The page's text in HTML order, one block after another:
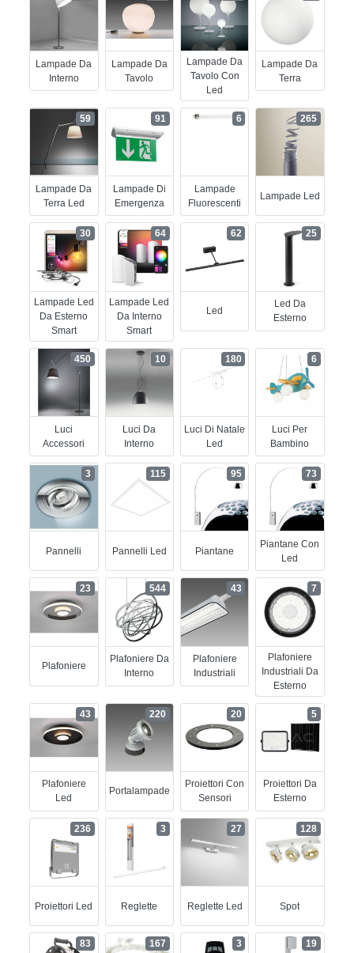
Lampade Da
Interno
Lampade Da
Tavolo
Lampade Da
Tavolo Con
Led
Lampade Da
Terra
Lampade Da
Terra Led
59
Lampade Di
Emergenza
91
Lampade
Fluorescenti
6
Lampade Led
265
Lampade Led
Da Esterno
Smart
30
Lampade Led
Da Interno
Smart
64
Led
62
Led Da
Esterno
25
Luci
Accessori
450
Luci Da
Interno
10
Luci Di Natale
Led
180
Luci Per
Bambino
6
Pannelli
3
Pannelli Led
115
Piantane
95
Piantane Con
Led
73
Plafoniere
23
Plafoniere Da
Interno
544
Plafoniere
Industriali
43
Plafoniere
Industriali Da
Esterno
7
Plafoniere
Led
43
Portalampade
220
Proiettori Con
Sensori
20
Proiettori Da
Esterno
5
Proiettori Led
236
Reglette
3
Reglette Led
27
Spot
128
83 167 3 19